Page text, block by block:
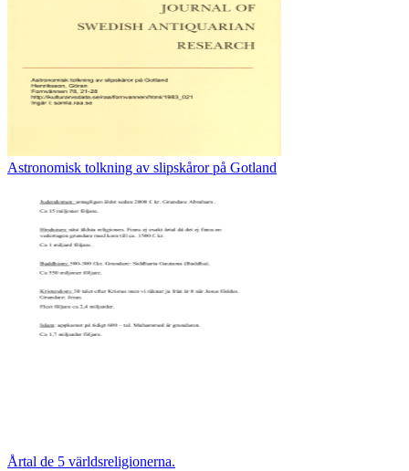
Astronomisk tolkning av slipskåror på Gotland
Årtal de 5 världsreligionerna.